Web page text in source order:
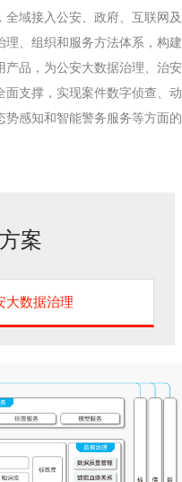
域接入公安、政府、互联网及
、组织和服务方法体系，构建
产品，为公安大数据治理、治安
面支撑，实现案件数字侦查、动
感知和智能警务服务等方面的
案
大数据治理